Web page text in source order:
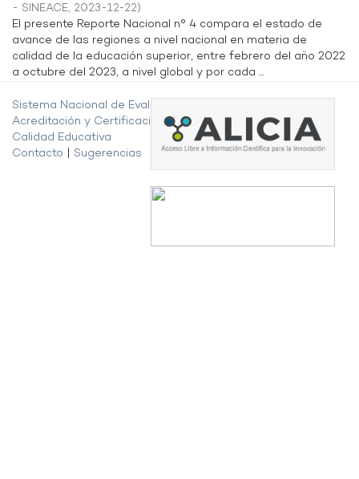
- SINEACE, 2023-12-22)
El presente Reporte Nacional n° 4 compara el estado de
avance de las regiones a nivel nacional en materia de
calidad de la educación superior, entre febrero del año 2022
a octubre del 2023, a nivel global y por cada ...
Sistema Nacional de Evaluación,
Acreditación y Certificación de la
Calidad Educativa
Contacto
Sugerencias